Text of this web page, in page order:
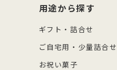
用途から探す
ギフト・詰合せ
ご自宅用・少量詰合せ
お祝い菓子